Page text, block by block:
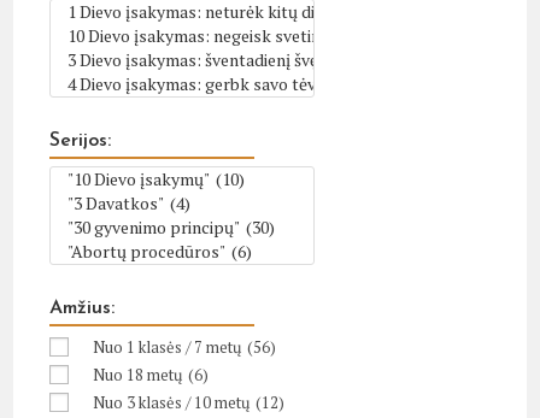
Serijos:
Amžius:
Nuo 1 klasės / 7 metų (56)
Nuo 18 metų (6)
Nuo 3 klasės / 10 metų (12)